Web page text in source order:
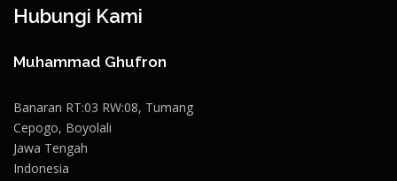
Hubungi Kami
Muhammad Ghufron
Banaran RT:03 RW:08, Tumang
Cepogo, Boyolali
Jawa Tengah
Indonesia